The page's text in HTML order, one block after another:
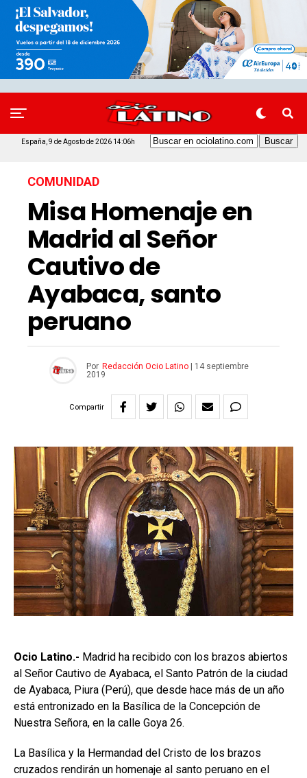
España, 9 de Agosto de 2026 14:06h
COMUNIDAD
Misa Homenaje en
Madrid al Señor
Cautivo de
Ayabaca, santo
peruano
Por Redacción Ocio Latino
14 septiembre
2019
Compartir
Ocio Latino.- Madrid ha recibido con los brazos abiertos
al Señor Cautivo de Ayabaca, el Santo Patrón de la ciudad
de Ayabaca, Piura (Perú), que desde hace más de un año
está entronizado en la Basílica de la Concepción de
Nuestra Señora, en la calle Goya 26.
La Basílica y la Hermandad del Cristo de los brazos
cruzados rendirán un homenaje al santo peruano en el